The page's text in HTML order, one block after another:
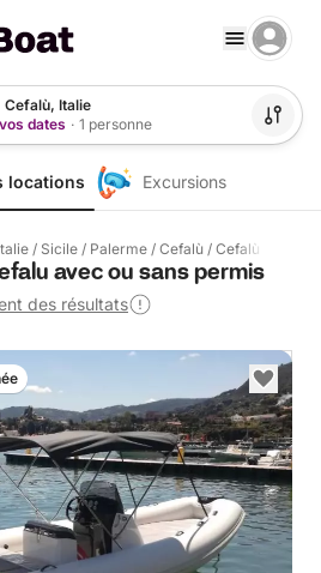
Cefalù, Italie
dates · 1 personne
locations Excursions
/ Sicile / Palerme / Cefalù / Cefalù
avec ou sans permis
des résultats